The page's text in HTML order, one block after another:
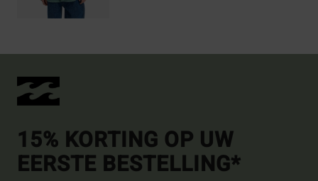
15% KORTING OP UW
EERSTE BESTELLING*